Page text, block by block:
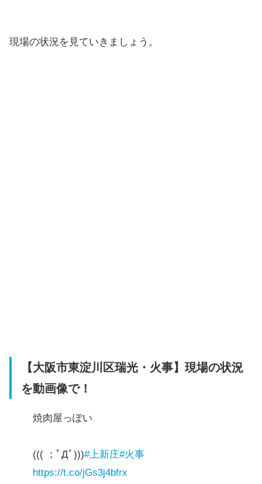
現場の状況を見ていきましょう。
【大阪市東淀川区瑞光・火事】現場の状況
を動画像で！
焼肉屋っぽい
((( ；ﾟДﾟ)))#上新庄#火事
https://t.co/jGs3j4bfrx